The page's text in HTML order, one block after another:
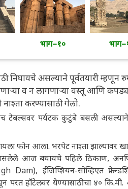
भाग–१०
निघायचे असल्याने पूर्वतयारी म्हणून
व न लागणाऱ्या वस्तू आणि
करण्यासाठी गेलो.
टेबल्सवर पर्यटक कुटुंबे बसली
फोन आला. भरपेट नाश्ता झाल्यावर
असलेले आज बघायचे पहिले ठिकाण,
ईजिप्शियन-सोव्हिएत
हॉटेलवर येण्यासाठीचा ४०